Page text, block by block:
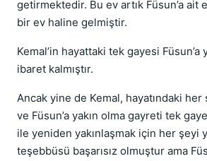
getirmektedir. Bu ev artık Füsun’a ait
bir ev haline gelmiştir.
Kemal’in hayattaki tek gayesi Füsun’a
ibaret kalmıştır.
Ancak yine de Kemal, hayatındaki
ve Füsun’a yakın olma gayreti tek
ile yeniden yakınlaşmak için her şeyi
teşebbüsü başarısız olmuştur ama